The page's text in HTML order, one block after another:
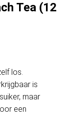
Tea (12
los.
is
maar
een